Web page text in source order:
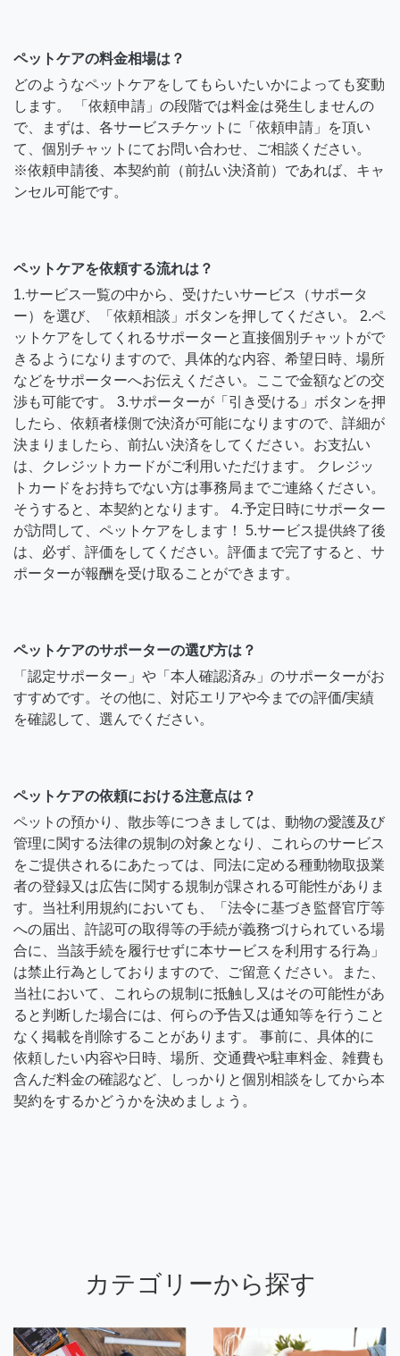
ペットケアの料金相場は？
どのようなペットケアをしてもらいたいかによっても変動
します。 「依頼申請」の段階では料金は発生しませんの
で、まずは、各サービスチケットに「依頼申請」を頂い
て、個別チャットにてお問い合わせ、ご相談ください。
※依頼申請後、本契約前（前払い決済前）であれば、キャ
ンセル可能です。
ペットケアを依頼する流れは？
1.サービス一覧の中から、受けたいサービス（サポータ
ー）を選び、「依頼相談」ボタンを押してください。 2.ペ
ットケアをしてくれるサポーターと直接個別チャットがで
きるようになりますので、具体的な内容、希望日時、場所
などをサポーターへお伝えください。ここで金額などの交
渉も可能です。 3.サポーターが「引き受ける」ボタンを押
したら、依頼者様側で決済が可能になりますので、詳細が
決まりましたら、前払い決済をしてください。お支払い
は、クレジットカードがご利用いただけます。 クレジッ
トカードをお持ちでない方は事務局までご連絡ください。
そうすると、本契約となります。 4.予定日時にサポーター
が訪問して、ペットケアをします！ 5.サービス提供終了後
は、必ず、評価をしてください。評価まで完了すると、サ
ポーターが報酬を受け取ることができます。
ペットケアのサポーターの選び方は？
「認定サポーター」や「本人確認済み」のサポーターがお
すすめです。その他に、対応エリアや今までの評価/実績
を確認して、選んでください。
ペットケアの依頼における注意点は？
ペットの預かり、散歩等につきましては、動物の愛護及び
管理に関する法律の規制の対象となり、これらのサービス
をご提供されるにあたっては、同法に定める種動物取扱業
者の登録又は広告に関する規制が課される可能性がありま
す。当社利用規約においても、「法令に基づき監督官庁等
への届出、許認可の取得等の手続が義務づけられている場
合に、当該手続を履行せずに本サービスを利用する行為」
は禁止行為としておりますので、ご留意ください。また、
当社において、これらの規制に抵触し又はその可能性があ
ると判断した場合には、何らの予告又は通知等を行うこと
なく掲載を削除することがあります。 事前に、具体的に
依頼したい内容や日時、場所、交通費や駐車料金、雑費も
含んだ料金の確認など、しっかりと個別相談をしてから本
契約をするかどうかを決めましょう。
カテゴリーから探す